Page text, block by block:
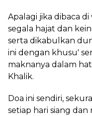
Apalagi jika dibaca
segala hajat dan
serta dikabulkan
ini dengan khusu'
maknanya dalam
Khalik.
Doa ini sendiri,
setiap hari siang dan